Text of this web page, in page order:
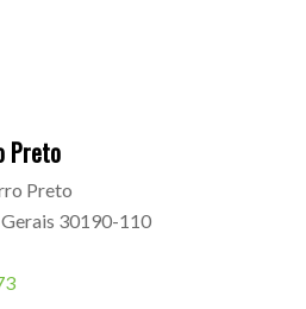
Preto
Preto
30190-110